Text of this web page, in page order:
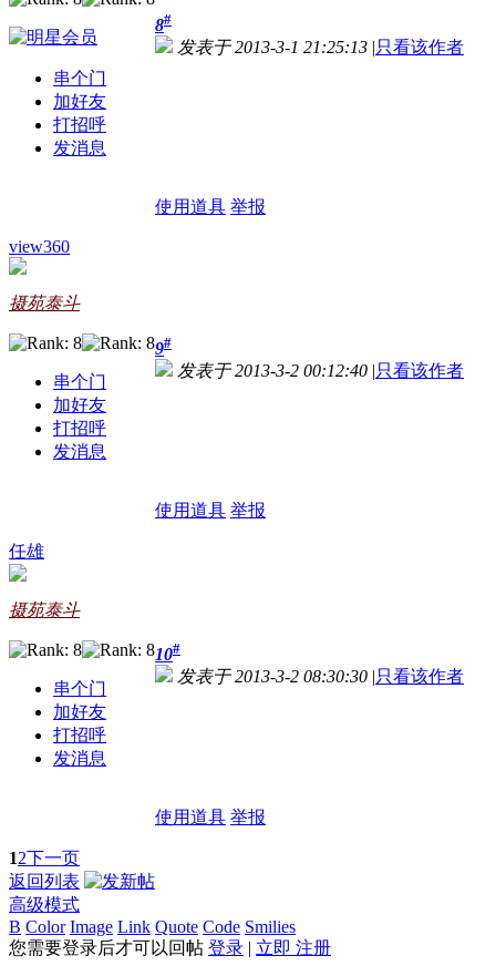
串个门
加好友
打招呼
发消息
8#
发表于 2013-3-1 21:25:13 |只看该作者
使用道具 举报
view360
摄苑泰斗
串个门
加好友
打招呼
发消息
9#
发表于 2013-3-2 00:12:40 |只看该作者
使用道具 举报
任雄
摄苑泰斗
串个门
加好友
打招呼
发消息
10#
发表于 2013-3-2 08:30:30 |只看该作者
使用道具 举报
12下一页
返回列表
高级模式
B Color Image Link Quote Code Smilies
您需要登录后才可以回帖 登录 | 立即 注册